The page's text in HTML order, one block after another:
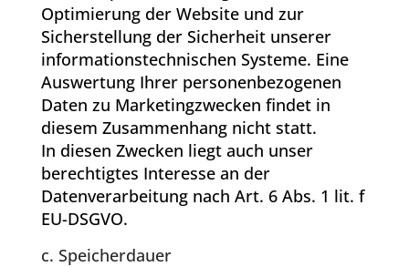
Optimierung der Website und zur
Sicherstellung der Sicherheit unserer
informationstechnischen Systeme. Eine
Auswertung Ihrer personenbezogenen
Daten zu Marketingzwecken findet in
diesem Zusammenhang nicht statt.
In diesen Zwecken liegt auch unser
berechtigtes Interesse an der
Datenverarbeitung nach Art. 6 Abs. 1 lit. f
EU-DSGVO.
c. Speicherdauer